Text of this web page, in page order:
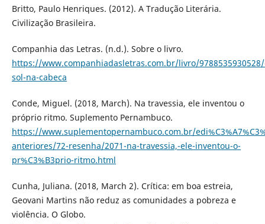
Britto, Paulo Henriques. (2012). A Tradução Literária.
Civilização Brasileira.
Companhia das Letras. (n.d.). Sobre o livro.
https://www.companhiadasletras.com.br/livro/
sol-na-cabeca
Conde, Miguel. (2018, March). Na travessia, ele inventou o
próprio ritmo. Suplemento Pernambuco.
https://www.suplementopernambuco.com.br/
anteriores/72-resenha/2071-na-travessia,-ele-inventou-o-
pr%C3%B3prio-ritmo.html
Cunha, Juliana. (2018, March 2). Crítica: em boa estreia,
Geovani Martins não reduz as comunidades a pobreza e
violência. O Globo.